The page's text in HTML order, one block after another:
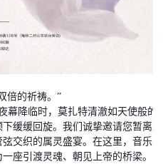
倍的祈祷。”
幕降临时，莫扎特清澈如天使般的
缓缓回旋。我们诚挚邀请您暂离尘
交织的属灵盛宴。在这里，音乐不
一座引渡灵魂、朝见上帝的桥梁。